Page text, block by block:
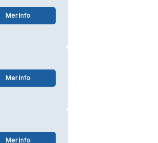
Mer info
Mer info
Mer info